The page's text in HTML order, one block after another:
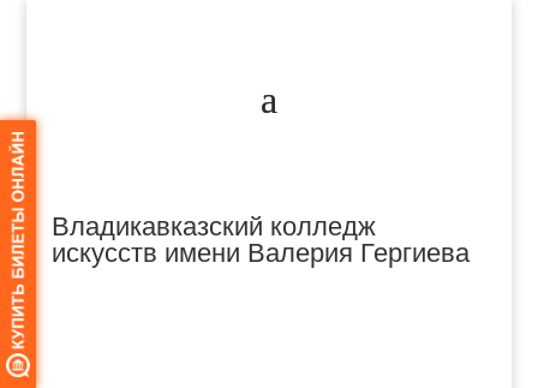
Владикавказский колледж
искусств имени Валерия Гергиева